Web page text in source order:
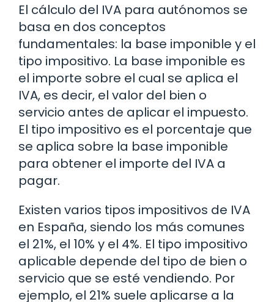
El cálculo del IVA para autónomos se
basa en dos conceptos
fundamentales: la base imponible y el
tipo impositivo. La base imponible es
el importe sobre el cual se aplica el
IVA, es decir, el valor del bien o
servicio antes de aplicar el impuesto.
El tipo impositivo es el porcentaje que
se aplica sobre la base imponible
para obtener el importe del IVA a
pagar.
Existen varios tipos impositivos de IVA
en España, siendo los más comunes
el 21%, el 10% y el 4%. El tipo impositivo
aplicable depende del tipo de bien o
servicio que se esté vendiendo. Por
ejemplo, el 21% suele aplicarse a la